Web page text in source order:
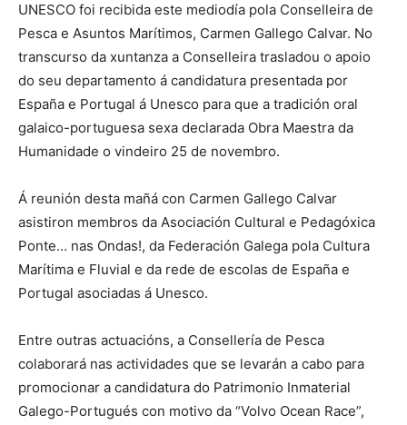
UNESCO foi recibida este mediodía pola Conselleira de
Pesca e Asuntos Marítimos, Carmen Gallego Calvar. No
transcurso da xuntanza a Conselleira trasladou o apoio
do seu departamento á candidatura presentada por
España e Portugal á Unesco para que a tradición oral
galaico-portuguesa sexa declarada Obra Maestra da
Humanidade o vindeiro 25 de novembro.
Á reunión desta mañá con Carmen Gallego Calvar
asistiron membros da Asociación Cultural e Pedagóxica
Ponte… nas Ondas!, da Federación Galega pola Cultura
Marítima e Fluvial e da rede de escolas de España e
Portugal asociadas á Unesco.
Entre outras actuacións, a Consellería de Pesca
colaborará nas actividades que se levarán a cabo para
promocionar a candidatura do Patrimonio Inmaterial
Galego-Portugués con motivo da “Volvo Ocean Race”,